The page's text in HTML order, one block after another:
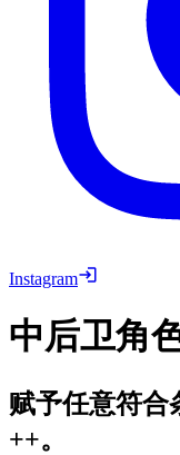
Instagram
中后卫角
赋予任意符合
++。